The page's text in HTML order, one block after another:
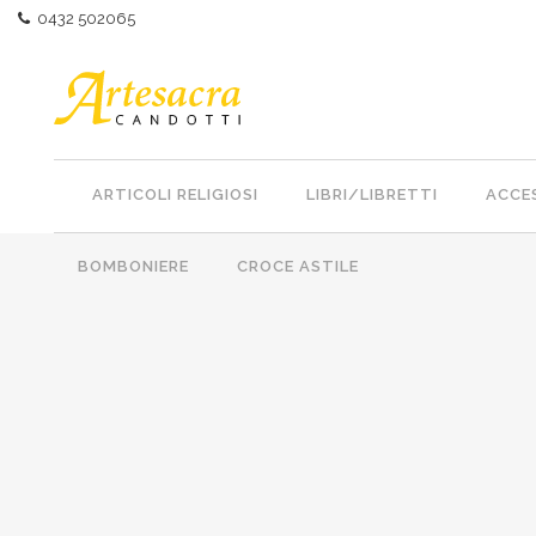
0432 502065
ARTICOLI RELIGIOSI LIBRI/LIBRETTI
BOMBONIERE CROCE ASTILE